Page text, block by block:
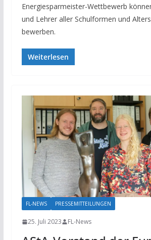
Energiesparmeister-Wettbewerb
und Lehrer aller Schulformen und
bewerben.
Weiterlesen
FL-NEWS PRESSEMITTEILUNGEN
25. Juli 2023 FL-News